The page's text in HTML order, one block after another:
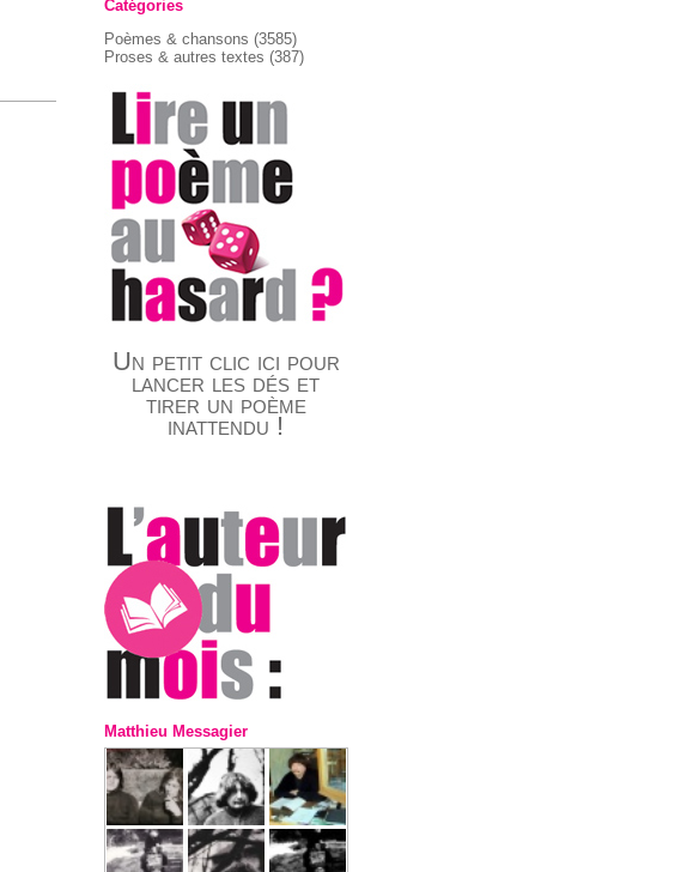
Catégories
Poèmes & chansons (3585)
Proses & autres textes (387)
Un petit clic ici pour
lancer les dés et
tirer un poème
inattendu !
Matthieu Messagier